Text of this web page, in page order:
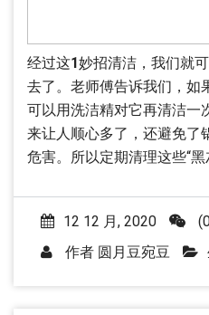
经过这1妙招清洁，我们就
去了。老师傅告诉我们，如
可以用洗洁精对它再清洁一
来让人顺心多了，还避免了
危害。所以定期清理这些“黑
12 12 月, 2020
作者 圆月豆宛豆